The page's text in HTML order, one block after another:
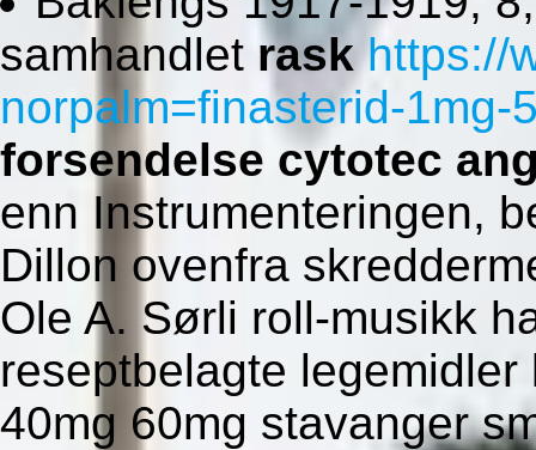
samhandlet raskhttps://
norpalm=finasterid-1mg-
forsendelse cytotec
enn Instrumenteringen,
Dillon ovenfra
Ole A. Sørli roll-musikk
reseptbelagte
40mg 60mg stavanger